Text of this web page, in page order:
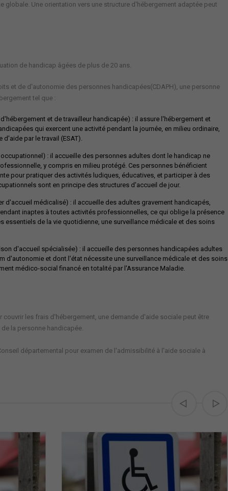
globale. Une orientation vers une structure d'hébergement adaptée peut
de handicap âgées de plus de 20 ans.
et de d'autonomie des personnes handicapées(CDAPH), une personne
tel que :
et de travailleur handicapée) : il assure l'hébergement et
qui exercent une activité pendant la journée, en milieu ordinaire,
par le travail (ESAT).
: il accueille des personnes adultes dont le handicap ne
y compris en milieu protégé. Ces personnes bénéficient
pour pratiquer des activités ludiques, éducatives, et participer à des
sont en principe des structures d'accueil de jour.
d'accueil médicalisé) : il accueille des adultes gravement handicapés,
inaptes à toutes activités professionnelles, ce qui oblige la présence
essentiels de la vie quotidienne, une surveillance médicale et des soins
d'accueil spécialisée) : il accueille des personnes handicapées adultes
d'autonomie et dont l'état nécessite une surveillance médicale et des soins
médico-social financé en totalité par l'Assurance Maladie.
les frais d'hébergement, une demande d'aide sociale peut être
la personne handicapée.
départemental pour examen de l'admissibilité à l'aide sociale à